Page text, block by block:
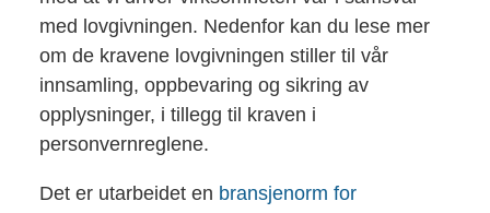
med lovgivningen. Nedenfor kan du lese mer
om de kravene lovgivningen stiller til vår
innsamling, oppbevaring og sikring av
opplysninger, i tillegg til kraven i
personvernreglene.
Det er utarbeidet en bransjenorm for